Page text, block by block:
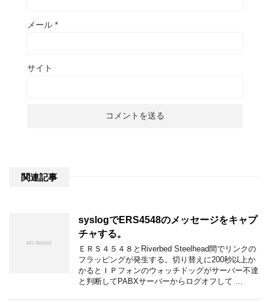
メール *
サイト
関連記事
syslogでERS4548のメッセージをキャプ
チャする。
ＥＲＳ４５４８とRiverbed Steelhead間でリンクの
フラッピングが発生する。切り替えに200秒以上か
かるとＩＰフォンのウォッチドッグがサーバー不達
と判断してPABXサーバーからログオフして …